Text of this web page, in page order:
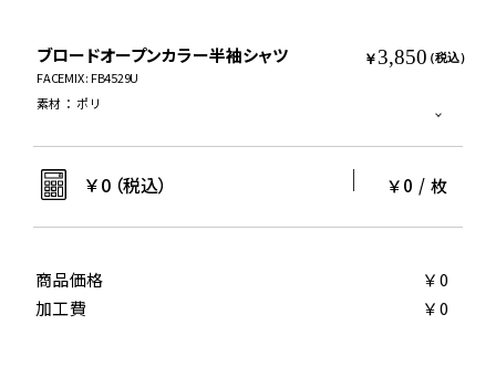
ブロードオープンカラー半袖シャツ ￥ 3,850（税込）
FACEMIX : FB4529U
素材 ：ポリ
￥0（税込） ￥0 /枚
商品価格
￥0
加工費
￥0